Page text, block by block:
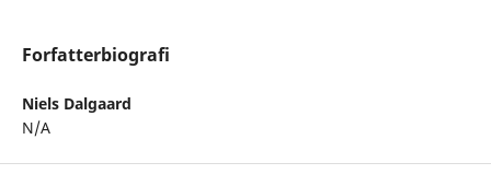
Forfatterbiografi
Niels Dalgaard
N/A